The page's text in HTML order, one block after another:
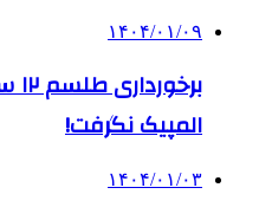
۱۴۰۴/۰۱/۰۹
المپیک نگرفت!
۱۴۰۴/۰۱/۰۳